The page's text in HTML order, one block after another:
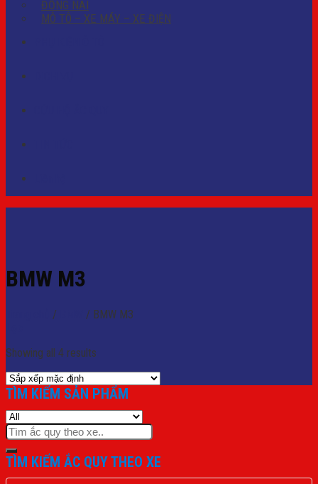
ĐỒNG NAI
MÔ TÔ – XE MÁY – XE ĐIỆN
BMW M3
/ / BMW M3
Showing all 4 results
TÌM KIẾM SẢN PHẨM
Tìm
kiếm:
TÌM KIẾM ẮC QUY THEO XE